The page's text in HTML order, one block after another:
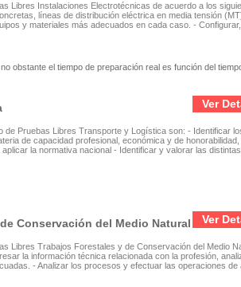
Libres Instalaciones Electrotécnicas de acuerdo a los
líneas de distribución eléctrica en media tensión
y materiales más adecuados en cada caso. -
obstante el tiempo de preparación real es función del
Ver
Pruebas Libres Transporte y Logística son: - Identificar
de capacidad profesional, económica y de
la normativa nacional - Identificar y valorar las
Ver
Conservación del Medio Natural
Libres Trabajos Forestales y de Conservación del Medio
la información técnica relacionada con la profesión,
- Analizar los procesos y efectuar las operaciones de